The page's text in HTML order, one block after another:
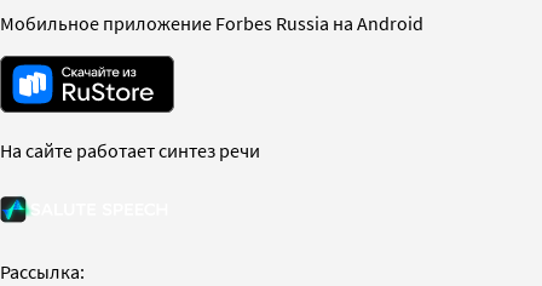
Мобильное приложение Forbes Russia на Android
На сайте работает синтез речи
Рассылка: